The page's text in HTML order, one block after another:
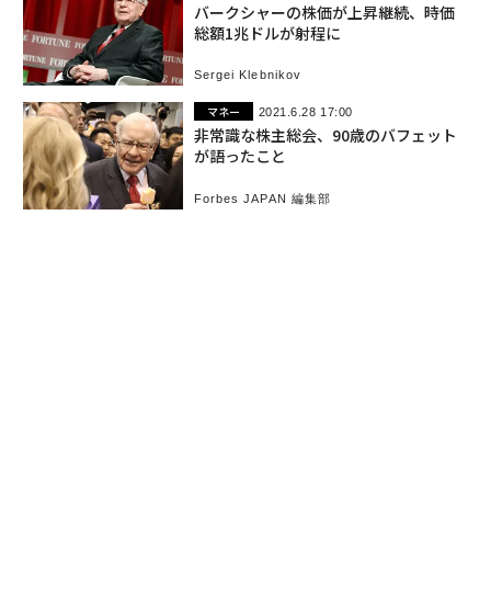
バークシャーの株価が上昇継続、時価
総額1兆ドルが射程に
Sergei Klebnikov
マネー 2021.6.28 17:00
非常識な株主総会、90歳のバフェット
が語ったこと
Forbes JAPAN 編集部